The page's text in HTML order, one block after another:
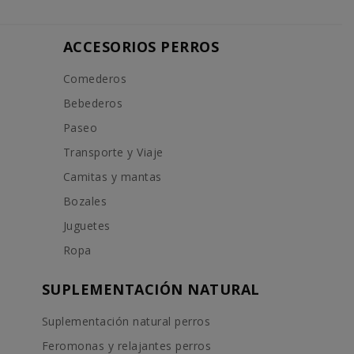
ACCESORIOS PERROS
Comederos
Bebederos
Paseo
Transporte y Viaje
Camitas y mantas
Bozales
Juguetes
Ropa
SUPLEMENTACIÓN NATURAL
Suplementación natural perros
Feromonas y relajantes perros